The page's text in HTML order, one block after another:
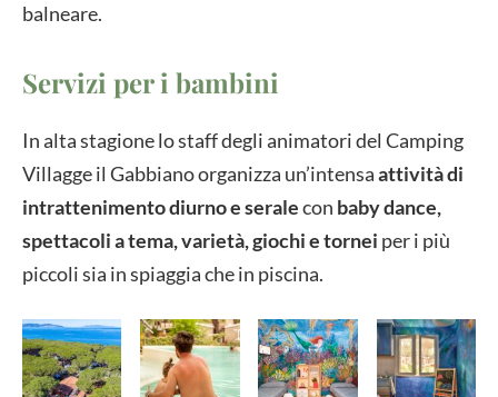
balneare.
Servizi per i bambini
In alta stagione lo staff degli animatori del Camping
Villagge il Gabbiano organizza un’intensaattività di
intrattenimento diurno e seralecon baby dance,
spettacoli a tema, varietà, giochi e tornei per i più
piccoli sia in spiaggia che in piscina.